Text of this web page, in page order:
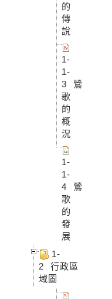
的
傳
說
1-
1-
3 鶯
歌
的
概
況
1-
1-
4 鶯
歌
的
發
展
1-
2 行政區
域圖